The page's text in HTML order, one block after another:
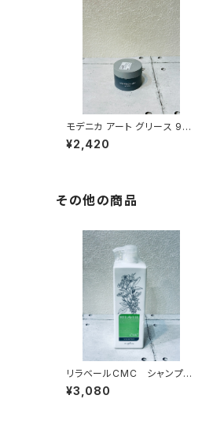
モデニカ アート グリース 90
g ナカノ
¥2,420
その他の商品
リラベールCMC シャンプー
1000ml
¥3,080